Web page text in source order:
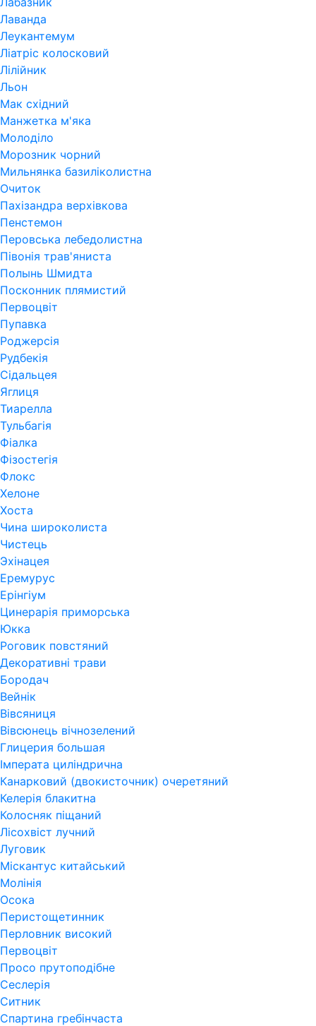
Лаванда
Леукантемум
Ліатріс колосковий
Лілійник
Льон
Мак східний
Манжетка м'яка
Молоділо
Морозник чорний
Мильнянка базиліколистна
Очиток
Пахізандра верхівкова
Пенстемон
Перовська лебедолистна
Півонія трав'яниста
Полынь Шмидта
Посконник плямистий
Первоцвіт
Пупавка
Роджерсія
Рудбекія
Сідальцея
Яглиця
Тиарелла
Тульбагія
Фіалка
Фізостегія
Флокс
Хелоне
Хоста
Чина широколиста
Чистець
Эхінацея
Еремурус
Ерінгіум
Цинерарія приморська
Юкка
Роговик повстяний
Декоративні трави
Бородач
Вейнік
Вівсяниця
Вівсюнець вічнозелений
Глицерия большая
Імперата циліндрична
Канарковий (двокисточник) очеретяний
Келерія блакитна
Колосняк піщаний
Лісохвіст лучний
Луговик
Міскантус китайський
Молінія
Осока
Перистощетинник
Перловник високий
Первоцвіт
Просо прутоподібне
Сеслерія
Ситник
Спартина гребінчаста